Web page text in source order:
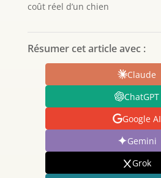
coût réel d’un chien
Résumer cet article avec :
Claude
ChatGPT
Google AI
Gemini
Grok